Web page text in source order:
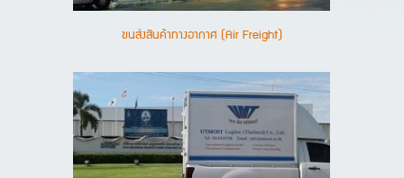
ขนส่งสินค้าทางอากาศ (Air Freight)